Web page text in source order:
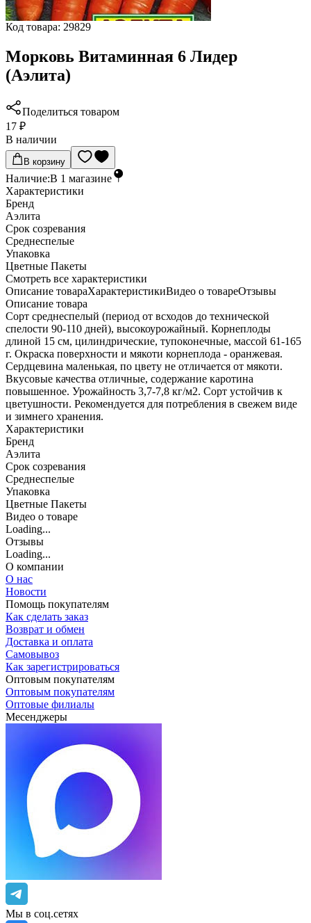
Код товара: 29829
Морковь Витаминная 6 Лидер
(Аэлита)
Поделиться товаром
17 ₽
В наличии
В корзину
Наличие:В 1 магазине
Характеристики
Бренд
Аэлита
Срок созревания
Среднеспелые
Упаковка
Цветные Пакеты
Cмотреть все характеристики
Описание товараХарактеристикиВидео о товареОтзывы
Описание товара
Сорт среднеспелый (период от всходов до технической
спелости 90-110 дней), высокоурожайный. Корнеплоды
длиной 15 см, цилиндрические, тупоконечные, массой 61-165
г. Окраска поверхности и мякоти корнеплода - оранжевая.
Сердцевина маленькая, по цвету не отличается от мякоти.
Вкусовые качества отличные, содержание каротина
повышенное. Урожайность 3,7-7,8 кг/м2. Сорт устойчив к
цветушности. Рекомендуется для потребления в свежем виде
и зимнего хранения.
Характеристики
Бренд
Аэлита
Срок созревания
Среднеспелые
Упаковка
Цветные Пакеты
Видео о товаре
Loading...
Отзывы
Loading...
О компании
О нас
Новости
Помощь покупателям
Как сделать заказ
Возврат и обмен
Доставка и оплата
Самовывоз
Как зарегистрироваться
Оптовым покупателям
Оптовым покупателям
Оптовые филиалы
Месенджеры
Мы в соц.сетях